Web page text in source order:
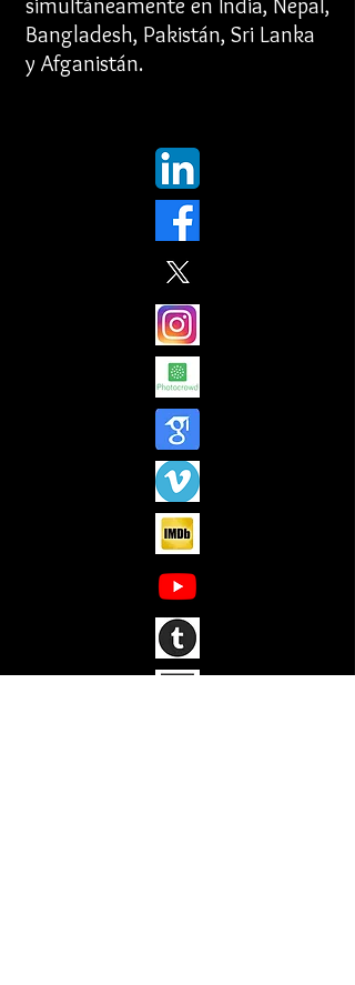
simultáneamente en India, Nepal,
Bangladesh, Pakistán, Sri Lanka
y Afganistán.